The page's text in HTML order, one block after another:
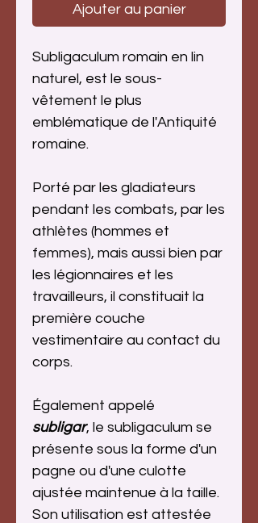
Ajouter au panier
Subligaculum romain en lin
naturel, est le sous-
vêtement le plus
emblématique de l'Antiquité
romaine.
Porté par les gladiateurs
pendant les combats, par les
athlètes (hommes et
femmes), mais aussi bien par
les légionnaires et les
travailleurs, il constituait la
première couche
vestimentaire au contact du
corps.
Également appelé
subligar, le subligaculum se
présente sous la forme d'un
pagne ou d'une culotte
ajustée maintenue à la taille.
Son utilisation est attestée